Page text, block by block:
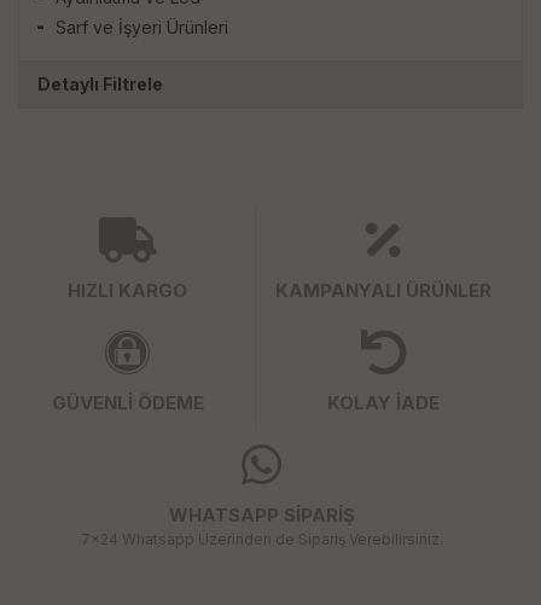
Sarf ve İşyeri Ürünleri
Detaylı Filtrele
HIZLI KARGO KAMPANYALI ÜRÜNLER
GÜVENLİ ÖDEME KOLAY İADE
WHATSAPP SİPARİŞ
7x24 Whatsapp Üzerinden de Sipariş Verebilirsiniz.